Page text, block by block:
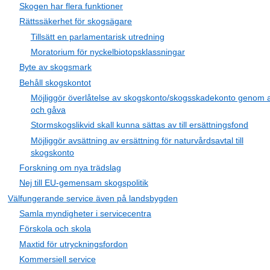
Skogen har flera funktioner
Rättssäkerhet för skogsägare
Tillsätt en parlamentarisk utredning
Moratorium för nyckelbiotopsklassningar
Byte av skogsmark
Behåll skogskontot
Möjliggör överlåtelse av skogskonto/skogsskadekonto genom
och gåva
Stormskogslikvid skall kunna sättas av till ersättningsfond
Möjliggör avsättning av ersättning för naturvårdsavtal till
skogskonto
Forskning om nya trädslag
Nej till EU-gemensam skogspolitik
Välfungerande service även på landsbygden
Samla myndigheter i servicecentra
Förskola och skola
Maxtid för utryckningsfordon
Kommersiell service